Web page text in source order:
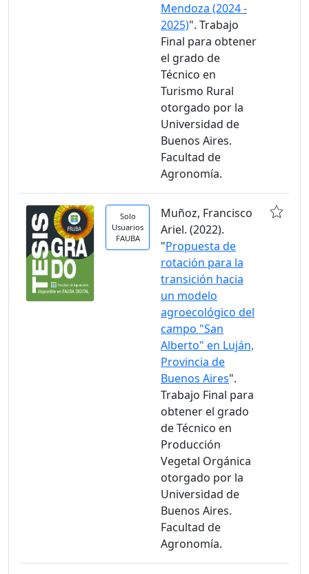
Mendoza (2024 -
2025)". Trabajo
Final para obtener
el grado de
Técnico en
Turismo Rural
otorgado por la
Universidad de
Buenos Aires.
Facultad de
Agronomía.
Solo
Usuarios
FAUBA
Muñoz, Francisco
Ariel. (2022).
"Propuesta de
rotación para la
transición hacia
un modelo
agroecológico del
campo "San
Alberto" en Luján,
Provincia de
Buenos Aires".
Trabajo Final para
obtener el grado
de Técnico en
Producción
Vegetal Orgánica
otorgado por la
Universidad de
Buenos Aires.
Facultad de
Agronomía.